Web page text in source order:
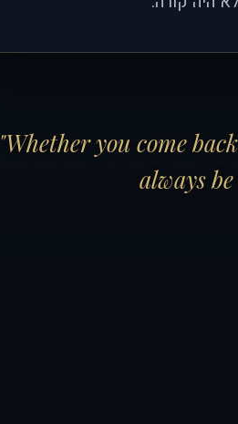
"Whether you come
always